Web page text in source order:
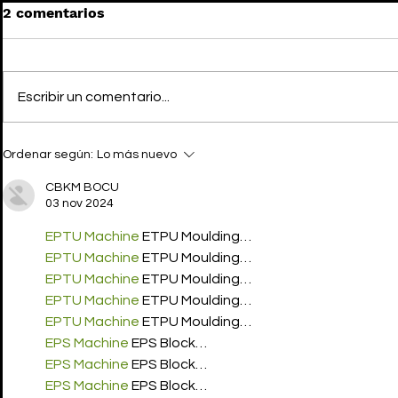
sobre “SNOW”, el spinoff
de “JUEGO DE TRONOS”
2 comentarios
Escribir un comentario...
Ordenar según: Lo más nuevo
CBKM BOCU
03 nov 2024
EPTU Machine ETPU Moulding…
EPTU Machine ETPU Moulding…
EPTU Machine ETPU Moulding…
EPTU Machine ETPU Moulding…
EPTU Machine ETPU Moulding…
EPS Machine EPS Block…
EPS Machine EPS Block…
EPS Machine EPS Block…